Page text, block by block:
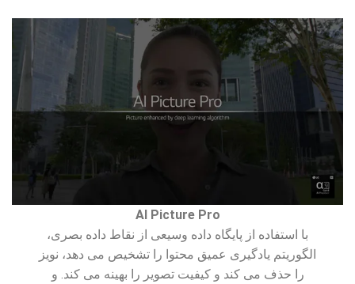
AI Picture Pro
با استفاده از پایگاه داده وسیعی از نقاط داده بصری،
الگوریتم یادگیری عمیق محتوا را تشخیص می دهد، نویز
را حذف می کند و کیفیت تصویر را بهینه می کند. و